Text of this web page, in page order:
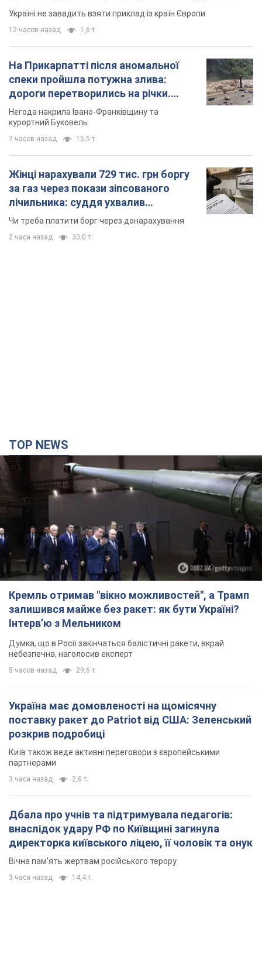
Україні не завадить взяти приклад із країн Європи
12 часов назад 1,6 т.
На Прикарпатті після аномальної
спеки пройшла потужна злива:
дороги перетворились на річки.
Відео
Негода накрила Івано-Франківщину та
курортний Буковель
7 часов назад 15,5 т.
Жінці нарахували 729 тис. грн боргу
за газ через покази зіпсованого
лічильника: суддя ухвалив
неочікуване рішення
Чи треба платити борг через донарахування
2 часа назад 30,0 т.
TOP NEWS
Кремль отримав "вікно можливостей", а Трамп
залишився майже без ракет: як бути Україні?
Інтерв’ю з Мельником
Думка, що в Росії закінчаться балістичні ракети, вкрай
небезпечна, наголосив експерт
5 часов назад 29,6 т.
Україна має домовленості на щомісячну
поставку ракет до Patriot від США: Зеленський
розкрив подробиці
Київ також веде активні переговори з європейськими
партнерами
3 часа назад 2,6 т.
Дбала про учнів та підтримувала педагогів:
внаслідок удару РФ по Київщині загинула
директорка київського ліцею, її чоловік та онук
Вічна пам'ять жертвам російського терору
3 часа назад 14,4 т.